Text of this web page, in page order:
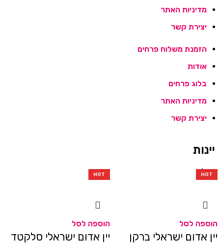
מדיניות האתר
יצירת קשר
הזמנת משלוח פרחים
אודות
בלוג פרחים
מדיניות האתר
יצירת קשר
יינות
HOT
הוספה לסל
יין אדום ישראלי ברקן
HOT
הוספה לסל
יין אדום ישראלי סלקטד
HOT
HOT